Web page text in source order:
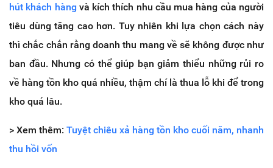
hút khách hàng và kích thích nhu cầu mua hàng của người
tiêu dùng tăng cao hơn. Tuy nhiên khi lựa chọn cách này
thì chắc chắn rằng doanh thu mang về sẽ không được như
ban đầu. Nhưng có thể giúp bạn giảm thiểu những rủi ro
về hàng tồn kho quá nhiều, thậm chí là thua lỗ khi để trong
kho quá lâu.
> Xem thêm: Tuyệt chiêu xả hàng tồn kho cuối năm, nhanh
thu hồi vốn